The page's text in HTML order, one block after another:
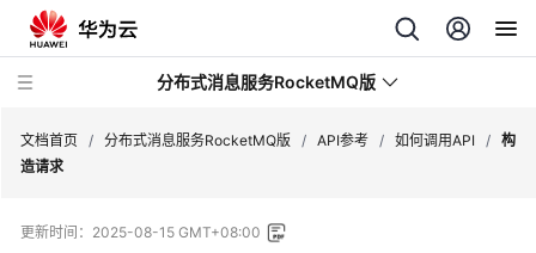
分布式消息服务RocketMQ版
新
文档首页 / 分布式消息服务RocketMQ版 / API参考 / 如何调用API / 构
造请求
更新时间： 2025-08-15 GMT+08:00